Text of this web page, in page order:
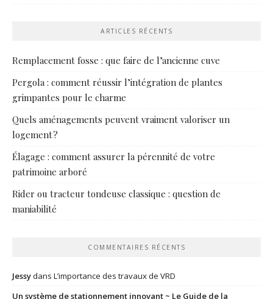
ARTICLES RÉCENTS
Remplacement fosse : que faire de l’ancienne cuve
Pergola : comment réussir l’intégration de plantes
grimpantes pour le charme
Quels aménagements peuvent vraiment valoriser un
logement ?
Élagage : comment assurer la pérennité de votre
patrimoine arboré
Rider ou tracteur tondeuse classique : question de
maniabilité
COMMENTAIRES RÉCENTS
Jessydans L’importance des travaux de VRD
Un système de stationnement innovant ~ Le Guide de la